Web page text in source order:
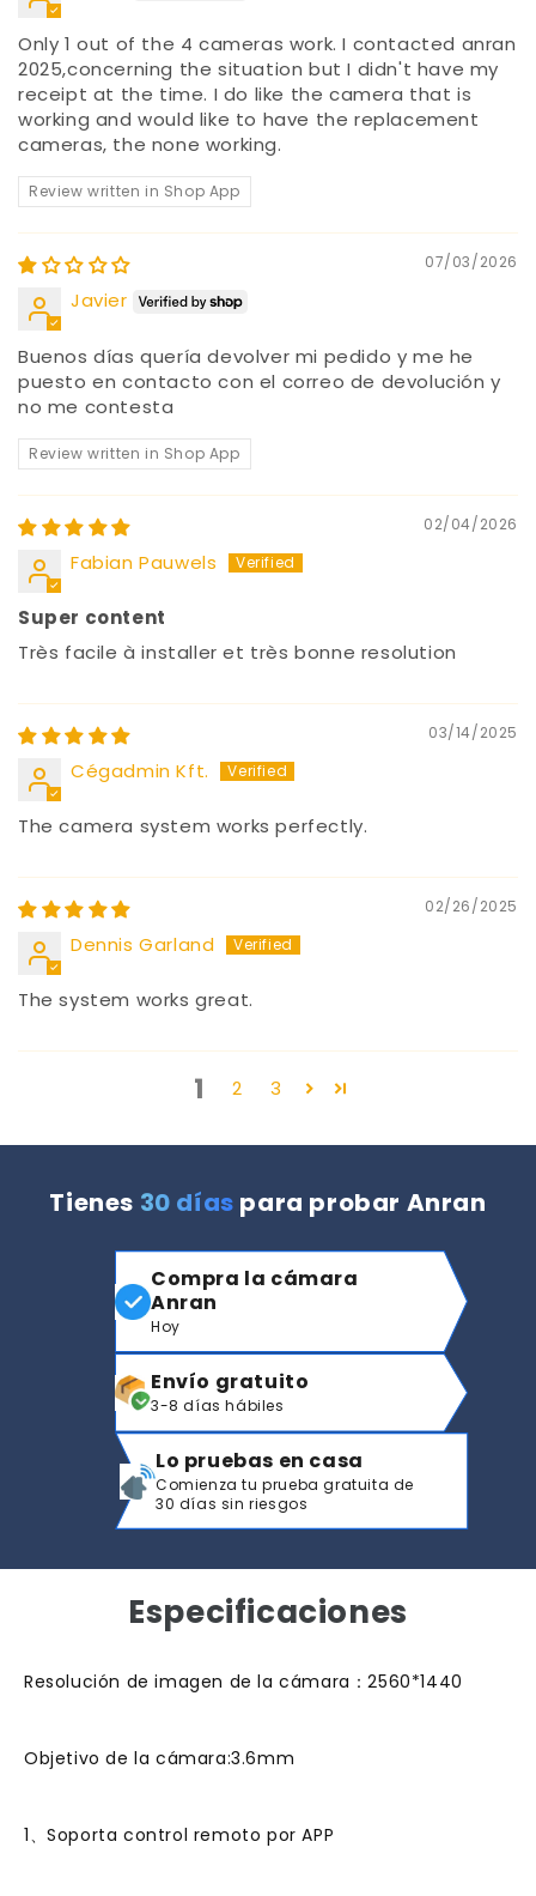
Only 1 out of the 4 cameras work. I contacted anran
2025,concerning the situation but I didn't have my
receipt at the time. I do like the camera that is
working and would like to have the replacement
cameras, the none working.
Review written in Shop App
07/03/2026
Javier
Buenos días quería devolver mi pedido y me he
puesto en contacto con el correo de devolución y
no me contesta
Review written in Shop App
02/04/2026
Fabian Pauwels
Super content
Très facile à installer et très bonne resolution
03/14/2025
Cégadmin Kft.
The camera system works perfectly.
02/26/2025
Dennis Garland
The system works great.
1 2 3
Tienes 30 días para probar Anran
Compra la cámara
Anran
Hoy
Envío gratuito
3-8 días hábiles
Lo pruebas en casa
Comienza tu prueba gratuita de
30 días sin riesgos
Especificaciones
Resolución de imagen de la cámara：2560*1440
Objetivo de la cámara:3.6mm
1、Soporta control remoto por APP